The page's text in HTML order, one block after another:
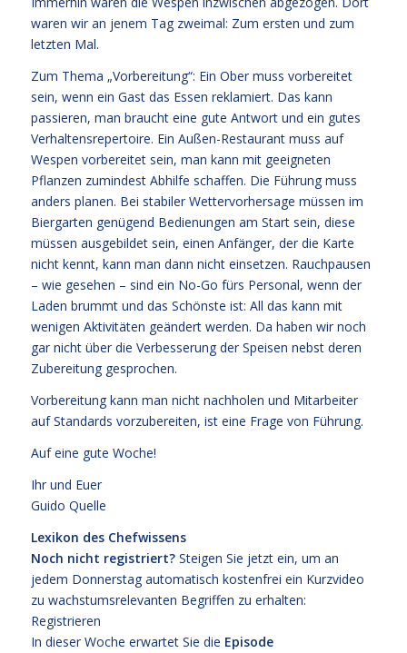
waren wir an jenem Tag zweimal: Zum ersten und zum
letzten Mal.
Zum Thema „Vorbereitung“: Ein Ober muss vorbereitet
sein, wenn ein Gast das Essen reklamiert. Das kann
passieren, man braucht eine gute Antwort und ein gutes
Verhaltensrepertoire. Ein Außen-Restaurant muss auf
Wespen vorbereitet sein, man kann mit geeigneten
Pflanzen zumindest Abhilfe schaffen. Die Führung muss
anders planen. Bei stabiler Wettervorhersage müssen im
Biergarten genügend Bedienungen am Start sein, diese
müssen ausgebildet sein, einen Anfänger, der die Karte
nicht kennt, kann man dann nicht einsetzen. Rauchpausen
– wie gesehen – sind ein No-Go fürs Personal, wenn der
Laden brummt und das Schönste ist: All das kann mit
wenigen Aktivitäten geändert werden. Da haben wir noch
gar nicht über die Verbesserung der Speisen nebst deren
Zubereitung gesprochen.
Vorbereitung kann man nicht nachholen und Mitarbeiter
auf Standards vorzubereiten, ist eine Frage von Führung.
Auf eine gute Woche!
Ihr und Euer
Guido Quelle
Lexikon des Chefwissens
Noch nicht registriert?Steigen Sie jetzt ein, um an
jedem Donnerstag automatisch kostenfrei ein Kurzvideo
zu wachstumsrelevanten Begriffen zu erhalten:
Registrieren
In dieser Woche erwartet Sie die Episode